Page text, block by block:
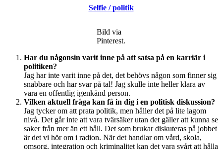
/
solnedgång
Selfie / politik
Bild via
Pinterest.
Har du någonsin varit inne på att satsa på en karriär i
politiken?
Jag har inte varit inne på det, det behövs någon som finner sig
snabbare och har svar på tal! Jag skulle inte heller klara av
vara en offentlig igenkänd person.
Vilken aktuell fråga kan få in dig i en politisk diskussion?
Jag tycker om att prata politik, men håller det på lite lagom
nivå. Det går inte att vara tvärsäker utan det gäller att kunna se
saker från mer än ett håll. Det som brukar diskuteras på jobbet
är det vi hör om i radion. När det handlar om vård, skola,
omsorg, integration och kriminalitet kan det vara svårt att hålla